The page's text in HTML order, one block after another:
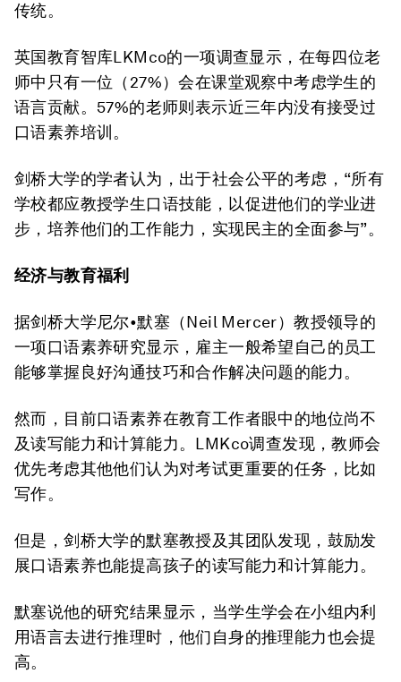
传统。
英国教育智库LKMco的一项调查显示，在每四位老
师中只有一位（27%）会在课堂观察中考虑学生的
语言贡献。57%的老师则表示近三年内没有接受过
口语素养培训。
剑桥大学的学者认为，出于社会公平的考虑，“所有
学校都应教授学生口语技能，以促进他们的学业进
步，培养他们的工作能力，实现民主的全面参与”。
经济与教育福利
据剑桥大学尼尔•默塞（Neil Mercer）教授领导的
一项口语素养研究显示，雇主一般希望自己的员工
能够掌握良好沟通技巧和合作解决问题的能力。
然而，目前口语素养在教育工作者眼中的地位尚不
及读写能力和计算能力。LMKco调查发现，教师会
优先考虑其他他们认为对考试更重要的任务，比如
写作。
但是，剑桥大学的默塞教授及其团队发现，鼓励发
展口语素养也能提高孩子的读写能力和计算能力。
默塞说他的研究结果显示，当学生学会在小组内利
用语言去进行推理时，他们自身的推理能力也会提
高。